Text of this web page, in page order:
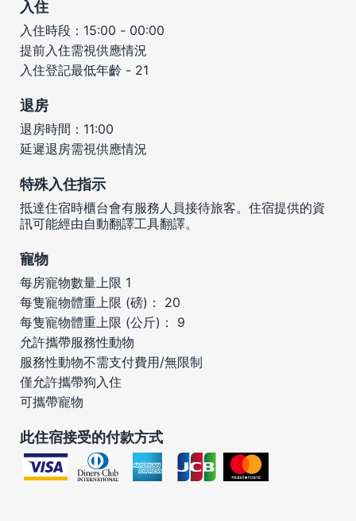
入住
入住時段：15:00 - 00:00
提前入住需視供應情況
入住登記最低年齡 - 21
退房
退房時間：11:00
延遲退房需視供應情況
特殊入住指示
抵達住宿時櫃台會有服務人員接待旅客。住宿提供的資
訊可能經由自動翻譯工具翻譯。
寵物
每房寵物數量上限 1
每隻寵物體重上限 (磅)： 20
每隻寵物體重上限 (公斤)： 9
允許攜帶服務性動物
服務性動物不需支付費用/無限制
僅允許攜帶狗入住
可攜帶寵物
此住宿接受的付款方式